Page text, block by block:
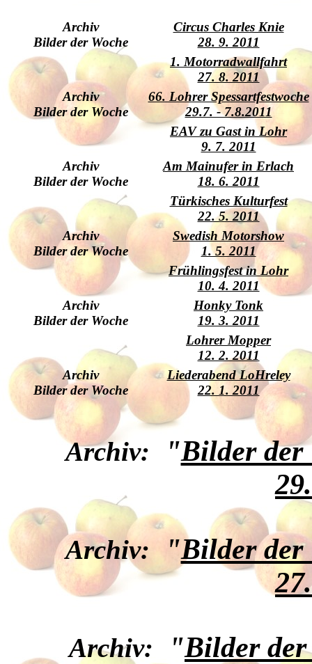
Archiv
Bilder der Woche
Circus Charles Knie
28. 9. 2011
1. Motorradwallfahrt
27. 8. 2011
Archiv
Bilder der Woche
66. Lohrer Spessartfestwoche
29.7. - 7.8.2011
EAV zu Gast in Lohr
9. 7. 2011
Archiv
Bilder der Woche
Am Mainufer in Erlach
18. 6. 2011
Türkisches Kulturfest
22. 5. 2011
Archiv
Bilder der Woche
Swedish Motorshow
1. 5. 2011
Frühlingsfest in Lohr
10. 4. 2011
Archiv
Bilder der Woche
Honky Tonk
19. 3. 2011
Lohrer Mopper
12. 2. 2011
Archiv
Bilder der Woche
Liederabend LoHreley
22. 1. 2011
Archiv: "Bilder der
Archiv: "Bilder der
Archiv: "Bilder der